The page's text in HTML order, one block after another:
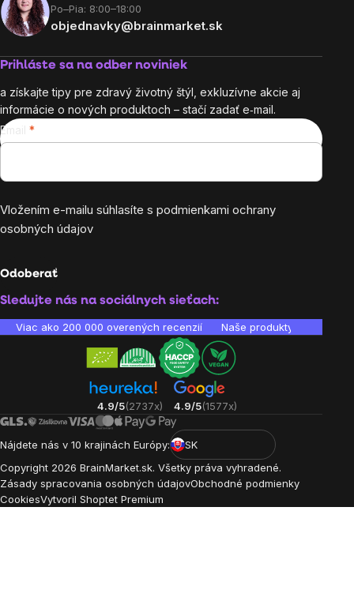
Po–Pia: 8:00–18:00
objednavky@brainmarket.sk
Prihláste sa na odber noviniek
a získajte tipy pre zdravý životný štýl, exkluzívne akcie aj
informácie o nových produktoch – stačí zadať e‑mail.
Email
Vložením e-mailu súhlasíte s podmienkami ochrany
osobných údajov
Odoberať
Sledujte nás na sociálnych sieťach:
Viac ako 200 000 overených recenzií Naše produkty sú
4.9/5(2737x) 4.9/5(1577x)
Nájdete nás v 10 krajinách Európy:
SK
Copyright 2026 BrainMarket.sk. Všetky práva vyhradené.
Zásady spracovania osobných údajovObchodné podmienky
CookiesVytvoril Shoptet Premium